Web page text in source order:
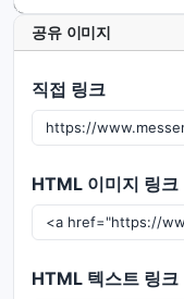
공유 이미지
직접 링크
HTML 이미지 링크
HTML 텍스트 링크